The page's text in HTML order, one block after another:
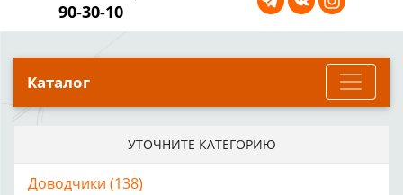
90-30-10
Каталог
УТОЧНИТЕ КАТЕГОРИЮ
Доводчики (138)